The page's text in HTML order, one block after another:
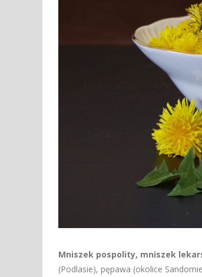
Mniszek pospolity, mniszek
(Podlasie), pępawa (okolice